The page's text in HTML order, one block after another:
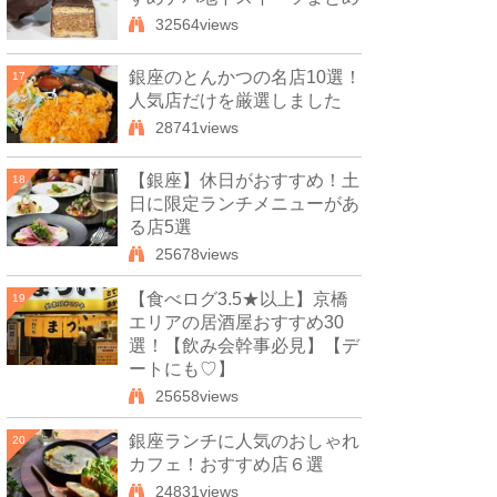
32564views
17
銀座のとんかつの名店10選！
人気店だけを厳選しました
28741views
18
【銀座】休日がおすすめ！土
日に限定ランチメニューがあ
る店5選
25678views
19
【食べログ3.5★以上】京橋
エリアの居酒屋おすすめ30
選！【飲み会幹事必見】【デ
ートにも♡】
25658views
20
銀座ランチに人気のおしゃれ
カフェ！おすすめ店６選
24831views